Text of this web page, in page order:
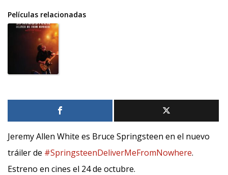
Películas relacionadas
Jeremy Allen White es Bruce Springsteen en el nuevo
tráiler de #SpringsteenDeliverMeFromNowhere.
Estreno en cines el 24 de octubre.